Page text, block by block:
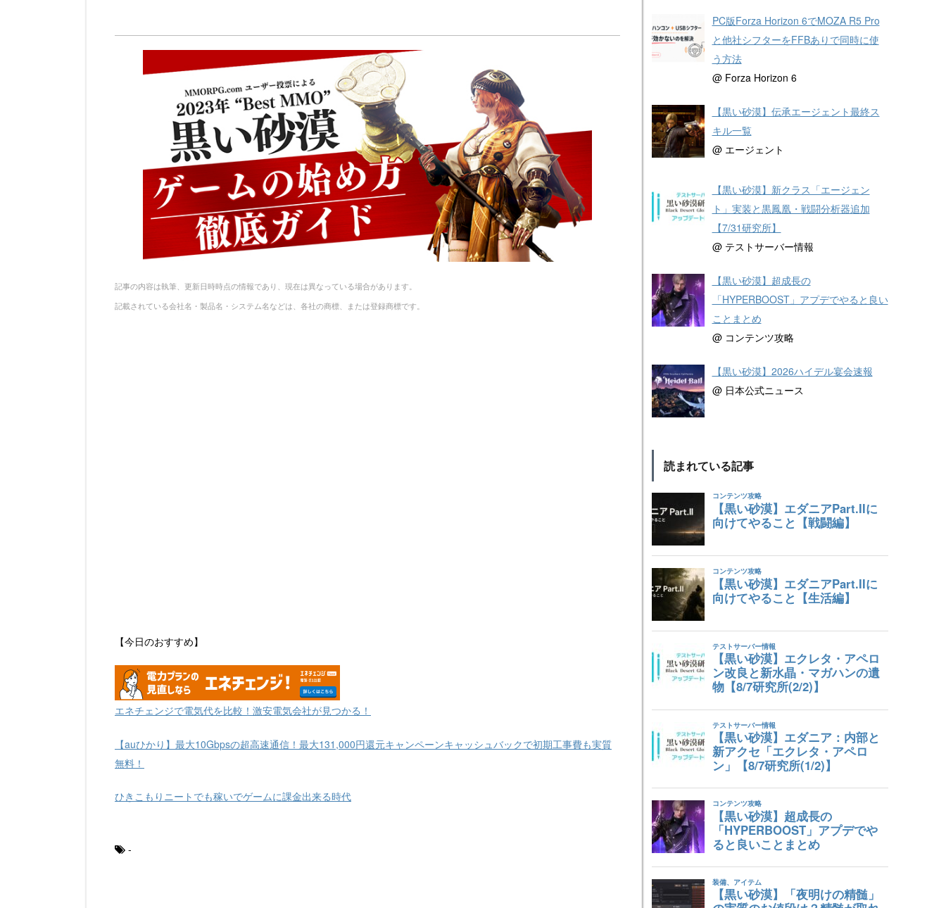
記事の内容は執筆、更新日時時点の情報であり、現在は異なっている場合があります。
記載されている会社名・製品名・システム名などは、各社の商標、または登録商標です。
【今日のおすすめ】
エネチェンジで電気代を比較！激安電気会社が見つかる！
【auひかり】最大10Gbpsの超高速通信！最大131,000円還元キャンペーンキャッシュバックで初期工事費も実質
無料！
ひきこもりニートでも稼いでゲームに課金出来る時代
-
PC版Forza Horizon 6でMOZA R5 Pro
と他社シフターをFFBありで同時に使
う方法
@ Forza Horizon 6
【黒い砂漠】伝承エージェント最終ス
キル一覧
@ エージェント
【黒い砂漠】新クラス「エージェン
ト」実装と黒鳳凰・戦闘分析器追加
【7/31研究所】
@ テストサーバー情報
【黒い砂漠】超成長の
「HYPERBOOST」アプデでやると良い
ことまとめ
@ コンテンツ攻略
【黒い砂漠】2026ハイデル宴会速報
@ 日本公式ニュース
読まれている記事